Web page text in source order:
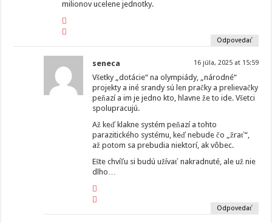
milionov ucelene jednotky.
Odpovedať
seneca 16 júla, 2025 at 15:59
Všetky „dotácie“ na olympiády, „národné“
projekty a iné srandy sú len pračky a prelievačky
peňazí a im je jedno kto, hlavne že to ide. Všetci
spolupracujú.
Až keď klakne systém peňazí a tohto
parazitického systému, keď nebude čo „žrať“,
až potom sa prebudia niektorí, ak vôbec.
Ešte chvíľu si budú užívať nakradnuté, ale už nie
dlho…
Odpovedať